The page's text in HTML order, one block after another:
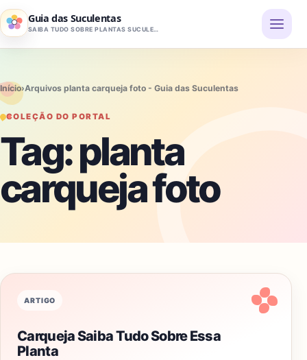
Pular para o conteúdo
Guia das Suculentas
SAIBA TUDO SOBRE PLANTAS SUCULENTAS
Início›Arquivos planta carqueja foto - Guia das Suculentas
COLEÇÃO DO PORTAL
Tag:planta
carqueja foto
ARTIGO
Carqueja Saiba Tudo Sobre Essa
Planta